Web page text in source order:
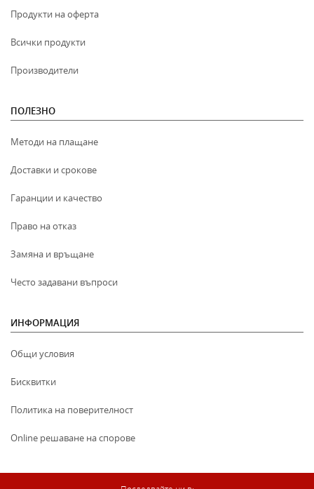
Продукти на оферта
Всички продукти
Производители
ПОЛЕЗНО
Методи на плащане
Доставки и срокове
Гаранции и качество
Право на отказ
Замяна и връщане
Често задавани въпроси
ИНФОРМАЦИЯ
Общи условия
Бисквитки
Политика на поверителност
Online решаване на спорове